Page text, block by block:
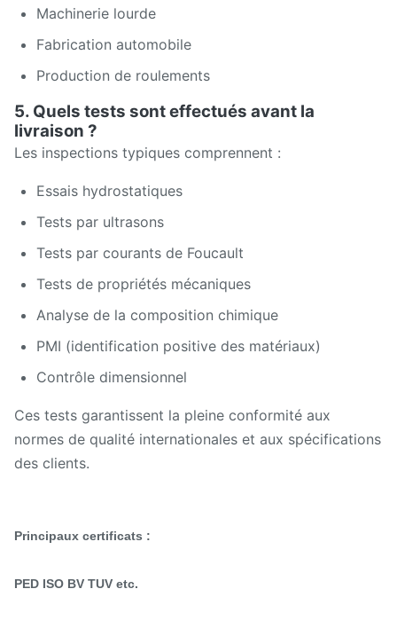
Machinerie lourde
Fabrication automobile
Production de roulements
5. Quels tests sont effectués avant la
livraison ?
Les inspections typiques comprennent :
Essais hydrostatiques
Tests par ultrasons
Tests par courants de Foucault
Tests de propriétés mécaniques
Analyse de la composition chimique
PMI (identification positive des matériaux)
Contrôle dimensionnel
Ces tests garantissent la pleine conformité aux
normes de qualité internationales et aux spécifications
des clients.
Principaux certificats :
PED ISO BV TUV etc.